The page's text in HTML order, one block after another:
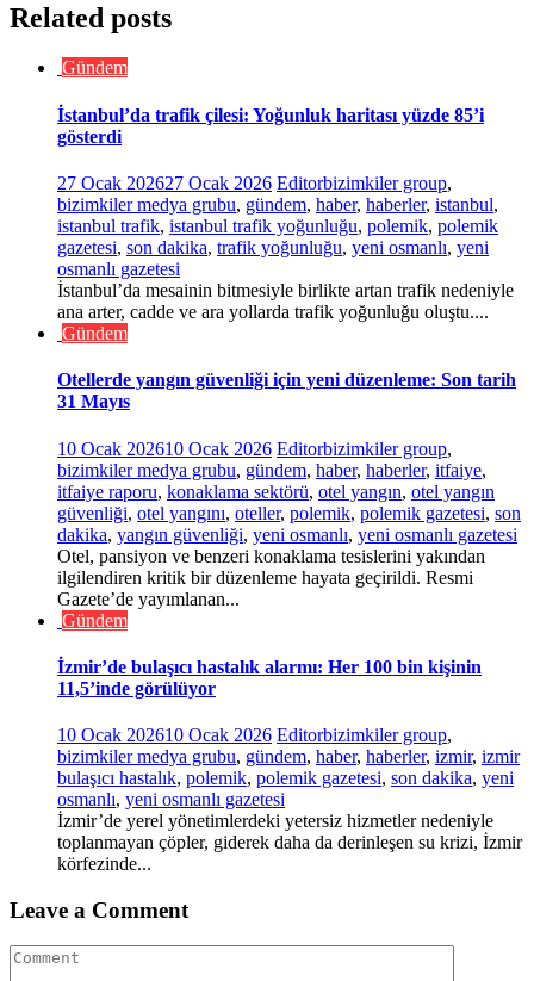
Related posts
Gündem
İstanbul’da trafik çilesi: Yoğunluk haritası yüzde 85’i
gösterdi
27 Ocak 202627 Ocak 2026 Editorbizimkiler group,
bizimkiler medya grubu, gündem, haber, haberler, istanbul,
istanbul trafik, istanbul trafik yoğunluğu, polemik, polemik
gazetesi, son dakika, trafik yoğunluğu, yeni osmanlı, yeni
osmanlı gazetesi
İstanbul’da mesainin bitmesiyle birlikte artan trafik nedeniyle
ana arter, cadde ve ara yollarda trafik yoğunluğu oluştu....
Gündem
Otellerde yangın güvenliği için yeni düzenleme: Son tarih
31 Mayıs
10 Ocak 202610 Ocak 2026 Editorbizimkiler group,
bizimkiler medya grubu, gündem, haber, haberler, itfaiye,
itfaiye raporu, konaklama sektörü, otel yangın, otel yangın
güvenliği, otel yangını, oteller, polemik, polemik gazetesi, son
dakika, yangın güvenliği, yeni osmanlı, yeni osmanlı gazetesi
Otel, pansiyon ve benzeri konaklama tesislerini yakından
ilgilendiren kritik bir düzenleme hayata geçirildi. Resmi
Gazete’de yayımlanan...
Gündem
İzmir’de bulaşıcı hastalık alarmı: Her 100 bin kişinin
11,5’inde görülüyor
10 Ocak 202610 Ocak 2026 Editorbizimkiler group,
bizimkiler medya grubu, gündem, haber, haberler, izmir, izmir
bulaşıcı hastalık, polemik, polemik gazetesi, son dakika, yeni
osmanlı, yeni osmanlı gazetesi
İzmir’de yerel yönetimlerdeki yetersiz hizmetler nedeniyle
toplanmayan çöpler, giderek daha da derinleşen su krizi, İzmir
körfezinde...
Leave a Comment